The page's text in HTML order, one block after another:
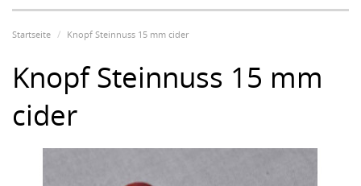
Startseite Knopf Steinnuss 15 mm cider
Knopf Steinnuss 15 mm
cider